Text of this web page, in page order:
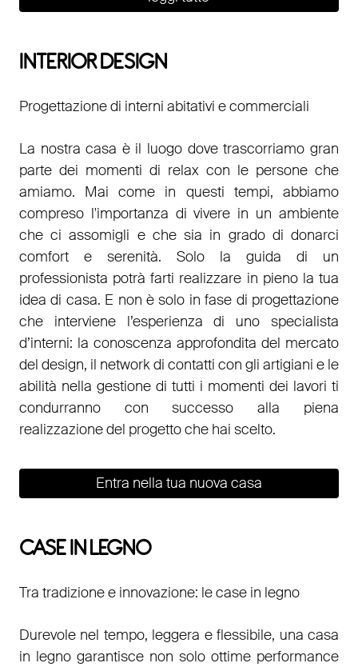
INTERIOR DESIGN
Progettazione di interni abitativi e commerciali
La nostra casa è il luogo dove trascorriamo gran
parte dei momenti di relax con le persone che
amiamo. Mai come in questi tempi, abbiamo
compreso l'importanza di vivere in un ambiente
che ci assomigli e che sia in grado di donarci
comfort e serenità. Solo la guida di un
professionista potrà farti realizzare in pieno la tua
idea di casa. E non è solo in fase di progettazione
che interviene l’esperienza di uno specialista
d’interni: la conoscenza approfondita del mercato
del design, il network di contatti con gli artigiani e le
abilità nella gestione di tutti i momenti dei lavori ti
condurranno con successo alla piena
realizzazione del progetto che hai scelto.
Entra nella tua nuova casa
CASE IN LEGNO
Tra tradizione e innovazione: le case in legno
Durevole nel tempo, leggera e flessibile, una casa
in legno garantisce non solo ottime performance